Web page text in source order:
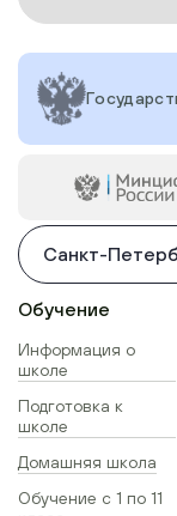
Санкт-
Обучение
Информация о
школе
Подготовка к
школе
Домашняя школа
Обучение с 1 по 11